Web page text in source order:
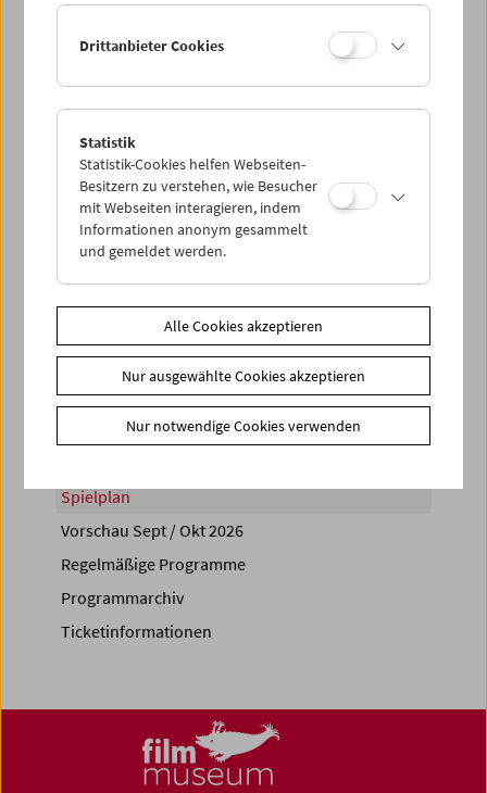
Sa 15.11.
PROGRAMM ÜBERBLICK
Share on
Spielplan
Vorschau Sept / Okt 2026
Regelmäßige Programme
Programmarchiv
Ticketinformationen
Drittanbieter Cookies
Statistik
Statistik-Cookies helfen Webseiten-
Besitzern zu verstehen, wie Besucher
mit Webseiten interagieren, indem
Informationen anonym gesammelt
und gemeldet werden.
Alle Cookies akzeptieren
Nur ausgewählte Cookies akzeptieren
Nur notwendige Cookies verwenden